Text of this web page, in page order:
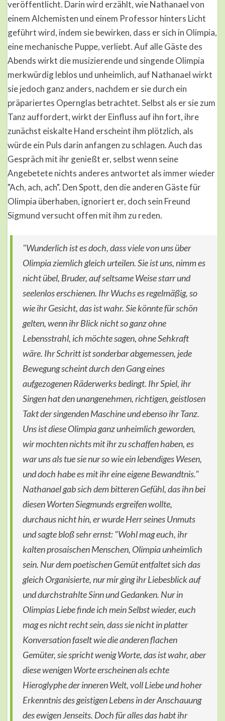
veröffentlicht. Darin wird erzählt, wie Nathanael von
einem Alchemisten und einem Professor hinters Licht
geführt wird, indem sie bewirken, dass er sich in Olimpia,
eine mechanische Puppe, verliebt. Auf alle Gäste des
Abends wirkt die musizierende und singende Olimpia
merkwürdig leblos und unheimlich, auf Nathanael wirkt
sie jedoch ganz anders, nachdem er sie durch ein
präpariertes Opernglas betrachtet. Selbst als er sie zum
Tanz auffordert, wirkt der Einfluss auf ihn fort, ihre
zunächst eiskalte Hand erscheint ihm plötzlich, als
würde ein Puls darin anfangen zu schlagen. Auch das
Gespräch mit ihr genießt er, selbst wenn seine
Angebetete nichts anderes antwortet als immer wieder
"Ach, ach, ach". Den Spott, den die anderen Gäste für
Olimpia überhaben, ignoriert er, doch sein Freund
Sigmund versucht offen mit ihm zu reden.
"Wunderlich ist es doch, dass viele von uns über
Olimpia ziemlich gleich urteilen. Sie ist uns, nimm es
nicht übel, Bruder, auf seltsame Weise starr und
seelenlos erschienen. Ihr Wuchs es regelmäßig, so
wie ihr Gesicht, das ist wahr. Sie könnte für schön
gelten, wenn ihr Blick nicht so ganz ohne
Lebensstrahl, ich möchte sagen, ohne Sehkraft
wäre. Ihr Schritt ist sonderbar abgemessen, jede
Bewegung scheint durch den Gang eines
aufgezogenen Räderwerks bedingt. Ihr Spiel, ihr
Singen hat den unangenehmen, richtigen, geistlosen
Takt der singenden Maschine und ebenso ihr Tanz.
Uns ist diese Olimpia ganz unheimlich geworden,
wir mochten nichts mit ihr zu schaffen haben, es
war uns als tue sie nur so wie ein lebendiges Wesen,
und doch habe es mit ihr eine eigene Bewandtnis."
Nathanael gab sich dem bitteren Gefühl, das ihn bei
diesen Worten Siegmunds ergreifen wollte,
durchaus nicht hin, er wurde Herr seines Unmuts
und sagte bloß sehr ernst: "Wohl mag euch, ihr
kalten prosaischen Menschen, Olimpia unheimlich
sein. Nur dem poetischen Gemüt entfaltet sich das
gleich Organisierte, nur mir ging ihr Liebesblick auf
und durchstrahlte Sinn und Gedanken. Nur in
Olimpias Liebe finde ich mein Selbst wieder, euch
mag es nicht recht sein, dass sie nicht in platter
Konversation faselt wie die anderen flachen
Gemüter, sie spricht wenig Worte, das ist wahr, aber
diese wenigen Worte erscheinen als echte
Hieroglyphe der inneren Welt, voll Liebe und hoher
Erkenntnis des geistigen Lebens in der Anschauung
des ewigen Jenseits. Doch für alles das habt ihr